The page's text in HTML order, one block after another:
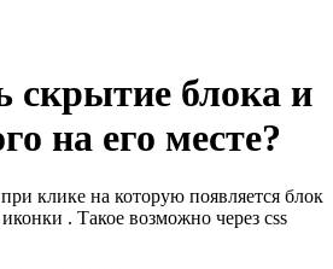
скрытие блока и
на его месте?
клике на которую появляется блок
. Такое возможно через css